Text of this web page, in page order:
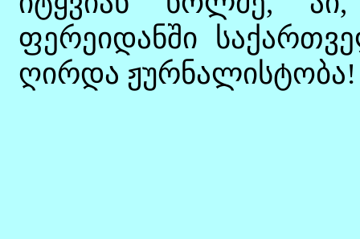
ფერეიდანში
ღირდა ჟურნალისტობა!